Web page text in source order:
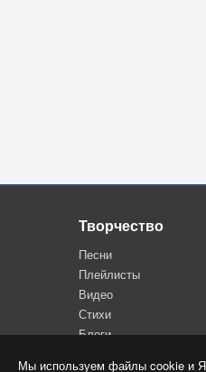
Мы используем файлы cookie и
Творчество
Песни
Плейлисты
Видео
Стихи
Блоги